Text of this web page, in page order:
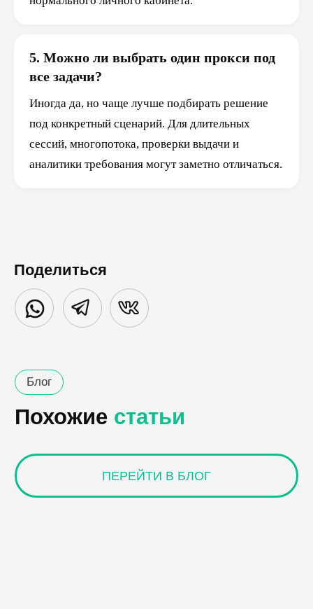
5. Можно ли выбрать один прокси под
все задачи?
Иногда да, но чаще лучше подбирать решение
под конкретный сценарий. Для длительных
сессий, многопотока, проверки выдачи и
аналитики требования могут заметно отличаться.
Поделиться